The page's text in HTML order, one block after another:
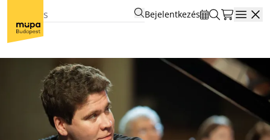
Bejelentkezés